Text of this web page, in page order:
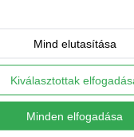
amikor az
Mind elutasítása
Kiválasztottak
Minden elfogadása